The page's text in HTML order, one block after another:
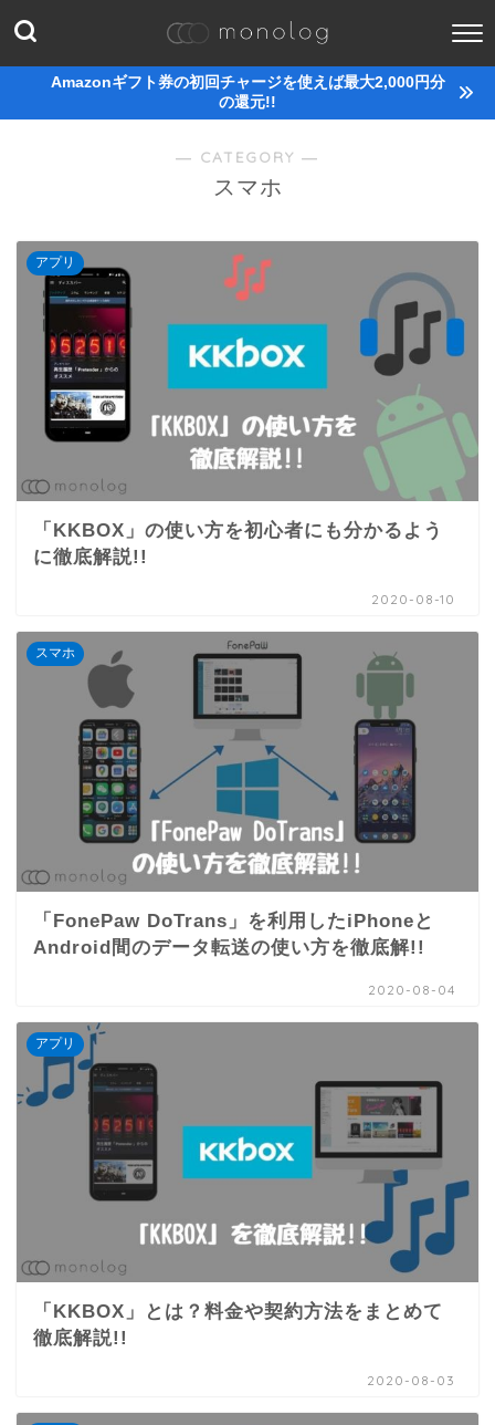
Amazonギフト券の初回チャージを使えば最大2,000円分
の還元!!
― CATEGORY ―
スマホ
アプリ
「KKBOX」の使い方を初心者にも分かるよう
に徹底解説!!
2020-08-10
スマホ
「FonePaw DoTrans」を利用したiPhoneと
Android間のデータ転送の使い方を徹底解!!
2020-08-04
アプリ
「KKBOX」とは？料金や契約方法をまとめて
徹底解説!!
2020-08-03